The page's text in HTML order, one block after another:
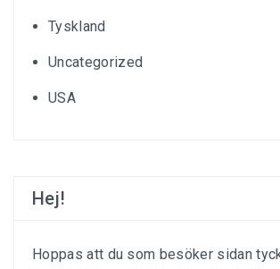
Tyskland
Uncategorized
USA
Hej!
Hoppas att du som besöker sidan